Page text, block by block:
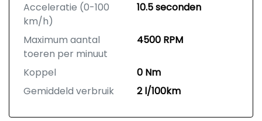
Acceleratie (0-100
km/h)
10.5 seconden
Maximum aantal
toeren per minuut
4500 RPM
Koppel
0 Nm
Gemiddeld verbruik
2 l/100km